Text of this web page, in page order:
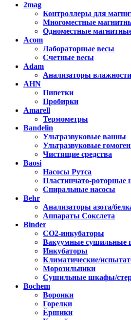
2mag
Контроллеры для
Многоместные
Одноместные
Acom
Лабораторные весы
Счетные весы
Adam
Анализаторы влажности
AHN
Пипетки
Пробирки
Amarell
Термометры
Bandelin
Ультразвуковые ванны
Ультразвуковые
Чистящие средства
Baosi
Насосы Рутса
Пластинчато-роторные
Спиральные насосы
Behr
Анализаторы азота/
Аппараты Сокслета
Binder
CO2-инкубаторы
Вакуумные
Инкубаторы
Климатические/
Морозильники
Сушильные шкафы/
Bochem
Воронки
Горелки
Ёршики